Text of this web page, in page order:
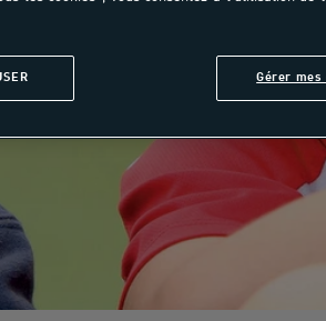
Gérer mes